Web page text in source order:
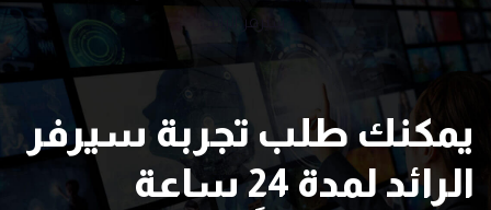
سيرفر الرائد
يمكنك طلب تجربة سيرفر
الرائد لمدة 24 ساعة